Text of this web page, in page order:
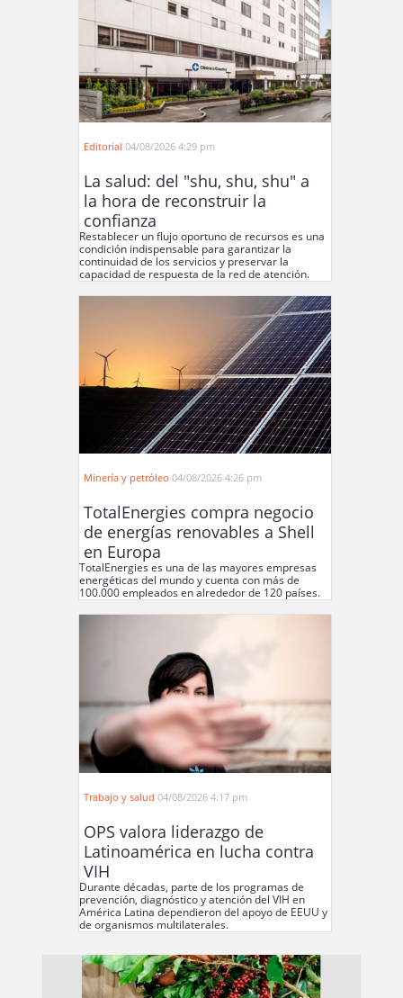
Editorial 04/08/2026 4:29 pm
La salud: del "shu, shu, shu" a
la hora de reconstruir la
confianza
Restablecer un flujo oportuno de recursos es una
condición indispensable para garantizar la
continuidad de los servicios y preservar la
capacidad de respuesta de la red de atención.
Minería y petróleo 04/08/2026 4:26 pm
TotalEnergies compra negocio
de energías renovables a Shell
en Europa
TotalEnergies es una de las mayores empresas
energéticas del mundo y cuenta con más de
100.000 empleados en alrededor de 120 países.
Trabajo y salud 04/08/2026 4:17 pm
OPS valora liderazgo de
Latinoamérica en lucha contra
VIH
Durante décadas, parte de los programas de
prevención, diagnóstico y atención del VIH en
América Latina dependieron del apoyo de EEUU y
de organismos multilaterales.